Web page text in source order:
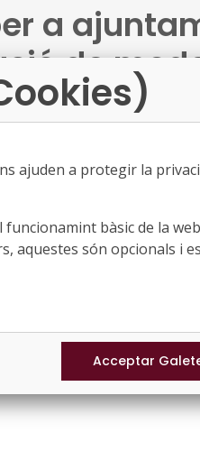
a
de
ajuden a protegir la
bàsic de la
aquestes són opcionals i es